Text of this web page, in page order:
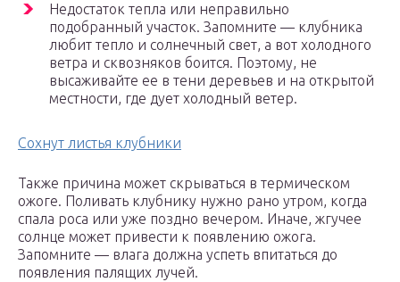
Недостаток тепла или неправильно
подобранный участок. Запомните — клубника
любит тепло и солнечный свет, а вот холодного
ветра и сквозняков боится. Поэтому, не
высаживайте ее в тени деревьев и на открытой
местности, где дует холодный ветер.
Сохнут листья клубники
Также причина может скрываться в термическом
ожоге. Поливать клубнику нужно рано утром, когда
спала роса или уже поздно вечером. Иначе, жгучее
солнце может привести к появлению ожога.
Запомните — влага должна успеть впитаться до
появления палящих лучей.